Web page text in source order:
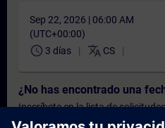
Sep 22, 2026 | 06:00 AM
(UTC+00:00)
schedule 3 días translate CS
¿No has encontrado una
Inscríbete en la lista de
cuanto haya nuevas fechas